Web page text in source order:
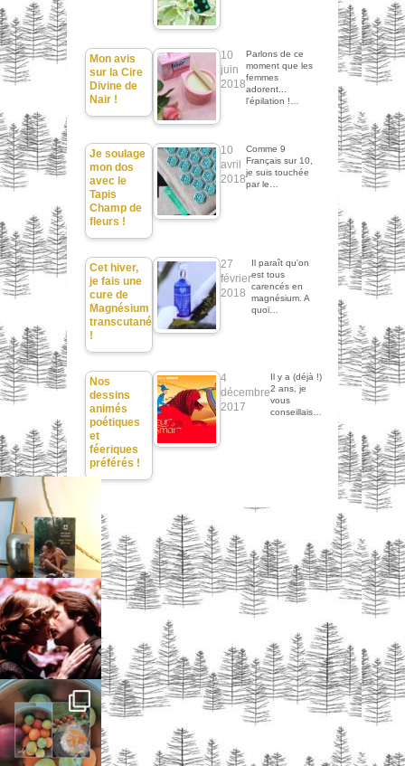
Mon avis
sur la Cire
Divine de
Nair !
10
juin
2018
Parlons de ce
moment que les
femmes
adorent...
l'épilation !…
Je soulage
mon dos
avec le
Tapis
Champ de
fleurs !
10
avril
2018
Comme 9
Français sur 10,
je suis touchée
par le…
Cet hiver,
je fais une
cure de
Magnésium
transcutané
!
27
février
2018
Il paraît qu'on
est tous
carencés en
magnésium. A
quoi…
Nos
dessins
animés
poétiques
et
féeriques
préférés !
4
décembre
2017
Il y a (déjà !)
2 ans, je
vous
conseillais…